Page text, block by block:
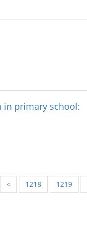
in primary school:
< 1218 1219